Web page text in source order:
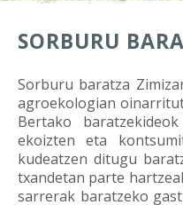
SORBURU
Sorburu baratza
agroekologian
Bertako
ekoizten eta
kudeatzen ditugu
txandetan parte
sarrerak baratzeko